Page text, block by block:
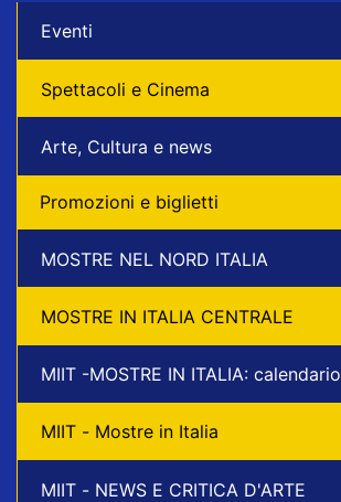
Eventi
Spettacoli e Cinema
Arte, Cultura e news
Promozioni e biglietti
MOSTRE NEL NORD ITALIA
MOSTRE IN ITALIA CENTRALE
MIIT -MOSTRE IN ITALIA: calendario
MIIT - Mostre in Italia
MIIT - NEWS E CRITICA D'ARTE